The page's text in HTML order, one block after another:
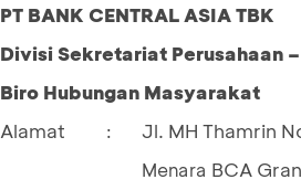
PT BANK CENTRAL ASIA TBK
Divisi Sekretariat Perusahaan
Biro Hubungan Masyarakat
Alamat
: Jl. MH Thamrin
				Menara
BCA